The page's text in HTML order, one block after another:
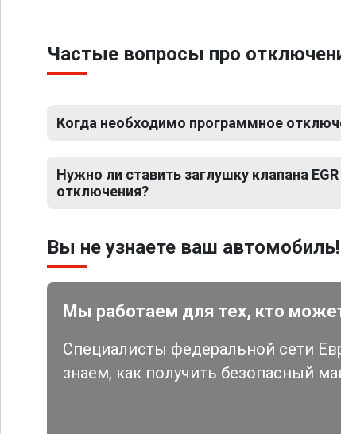
Частые вопросы про
Когда необходимо программное
Нужно ли ставить заглушку клапана
отключения?
Вы не узнаете ваш автомобиль!
Мы работаем для тех, кто
Специалисты федеральной сети
знаем, как получить безопасный